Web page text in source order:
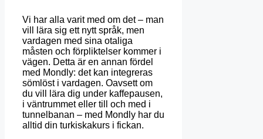
Vi har alla varit med om det – man
vill lära sig ett nytt språk, men
vardagen med sina otaliga
måsten och förpliktelser kommer i
vägen. Detta är en annan fördel
med Mondly: det kan integreras
sömlöst i vardagen. Oavsett om
du vill lära dig under kaffepausen,
i väntrummet eller till och med i
tunnelbanan – med Mondly har du
alltid din turkiskakurs i fickan.